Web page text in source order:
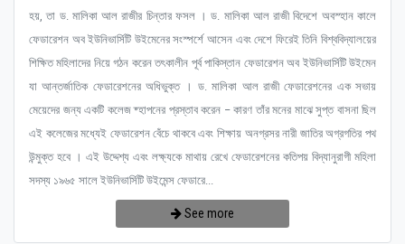
হয়, তা ড. মালিকা আল রাজীর চিন্তার ফসল । ড. মালিকা আল রাজী বিদেশে অবস্হান কালে
ফেডারেশন অব ইউনিভার্সিটি উইমেনের সংস্পর্শে আসেন এবং দেশে ফিরেই তিনি বিশ্ববিদ্যালয়ের
শিক্ষিত মহিলাদের নিয়ে গঠন করেন তৎকালীন পূর্ব পাকিস্তান ফেডারেশন অব ইউনিভার্সিটি উইমেন
যা আন্তর্জাতিক ফেডারেশনের অধিভুক্ত । ড. মালিকা আল রাজী ফেডারেশনের এক সভায়
মেয়েদের জন্য একটি কলেজ ষ্হাপনের প্রস্তাব করেন – কারণ তাঁর মনের মাঝে সুপ্ত বাসনা ছিল
এই কলেজের মধ্যেই ফেডারেশন বেঁচে থাকবে এবং শিক্ষায় অনগ্রসর নারী জাতির অগ্রগতির পথ
উন্মুক্ত হবে । এই উদ্দেশ্য এবং লক্ষ্যকে মাথায় রেখে ফেডারেশনের কতিপয় বিদ্যানুরাগী মহিলা
সদস্য ১৯৬৫ সালে ইউনিভার্সিটি উইমেন্স ফেডারে...
See more